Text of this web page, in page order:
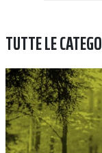
TUTTE LE